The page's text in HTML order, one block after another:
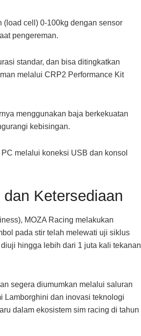
(load cell) 0-100kg dengan sensor
pengereman.
standar, dan bisa ditingkatkan
melalui CRP2 Performance Kit
menggunakan baja berkekuatan
kebisingan.
melalui koneksi USB dan konsol
Ketersediaan
MOZA Racing melakukan
pada stir telah melewati uji siklus
hingga lebih dari 1 juta kali tekanan
segera diumumkan melalui saluran
Lamborghini dan inovasi teknologi
dalam ekosistem sim racing di tahun